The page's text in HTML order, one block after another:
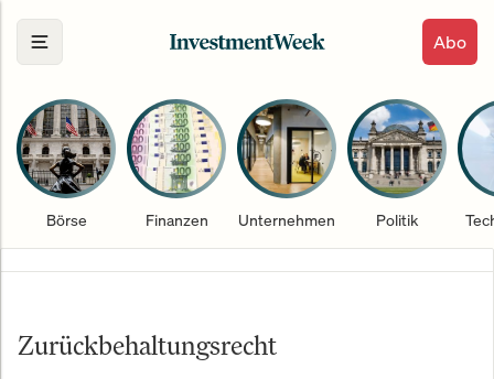
Abo
Börse Finanzen Unternehmen Politik
Zurückbehaltungsrecht